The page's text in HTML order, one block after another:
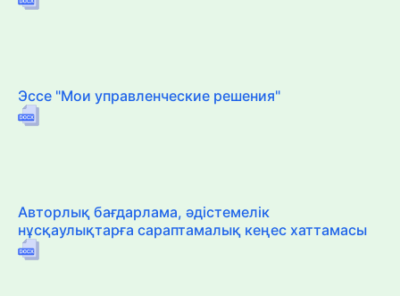
Эссе "Мои управленческие решения"
Авторлық бағдарлама, әдістемелік
нұсқаулықтарға сараптамалық кеңес хаттамасы